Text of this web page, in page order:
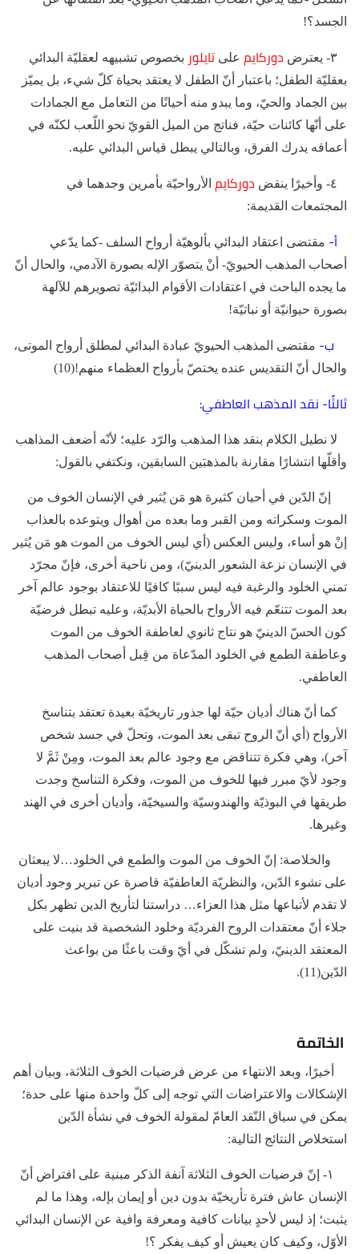
الجسد؟!
دوركايم على تايلور بخصوص تشبيهه لعقليّة البدائي
بعقليّة الطفل؛ باعتبار أنّ الطفل لا يعتقد بحياة كلّ شيء، بل يميّز
بين الجماد والحيّ، وما يبدو منه أحيانًا من التعامل مع الجمادات
على أنّها كائنات حيّة، فناتج من الميل القويّ نحو اللّعب لكنّه في
أعماقه يدرك الفرق، وبالتالي يبطل قياس البدائي عليه.
دوركايم الأرواحيّة بأمرين وجدهما في
المجتمعات القديمة:
أ- مقتضى اعتقاد البدائي بألوهيّة أرواح السلف -كما يدّعي
أصحاب المذهب الحيويّ- أنْ يتصوّر الإله بصورة الآدمي، والحال أنّ
ما يجده الباحث في اعتقادات الأقوام البدائيّة تصويرهم للآلهة
بصورة حيوانيّة أو نباتيّة!
ب- مقتضى المذهب الحيويّ عبادة البدائي لمطلق أرواح الموتى،
والحال أنّ التقديس عنده يختصّ بأرواح العظماء منهم!(10)
ثالثًا- نقد المذهب العاطفي:
لا نطيل الكلام بنقد هذا المذهب والرّد عليه؛ لأنّه أضعف المذاهب
وأقلّها انتشارًا مقارنة بالمذهبَين السابقين، ونكتفي بالقول:
إنّ الدّين في أحيان كثيرة هو مَن يُثير في الإنسان الخوف من
الموت وسكراته ومن القبر وما بعده من أهوال ويتوعده بالعذاب
إنْ هو أساء، وليس العكس (أي ليس الخوف من الموت هو مَن يُثير
في الإنسان نزعة الشعور الدينيّ)، ومن ناحية أخرى، فإنّ مجرّد
تمني الخلود والرغبة فيه ليس سببًا كافيًا للاعتقاد بوجود عالم آخر
بعد الموت تتنعّم فيه الأرواح بالحياة الأبديّة، وعليه تبطل فرضيّة
كون الحسّ الدينيّ هو نتاج ثانوي لعاطفة الخوف من الموت
وعاطفة الطمع في الخلود المدّعاة من قِبل أصحاب المذهب
العاطفي.
كما أنّ هناك أديان حيّة لها جذور تاريخيّة بعيدة تعتقد بتناسخ
الأرواح (أي أنّ الروح تبقى بعد الموت، وتحلّ في جسد شخص
آخر)، وهي فكرة تتناقض مع وجود عالم بعد الموت، ومِنْ ثَمَّ لا
وجود لأيّ مبرر فيها للخوف من الموت، وفكرة التناسخ وجدت
طريقها في البوذيّة والهندوسيّة والسيخيّة، وأديان أخرى في الهند
وغيرها.
والخلاصة: إنّ الخوف من الموت والطمع في الخلود…لا يبعثان
على نشوء الدّين، والنظريّة العاطفيّة قاصرة عن تبرير وجود أديان
لا تقدم لأتباعها مثل هذا العزاء… دراستنا لتأريخ الدين تظهر بكل
جلاء أنّ معتقدات الروح الفرديّة وخلود الشخصية قد بنيت على
المعتقد الدينيّ، ولم تشكّل في أيّ وقت باعثًا من بواعث
الدّين(11).
الخاتمة
أخيرًا، وبعد الانتهاء من عرض فرضيات الخوف الثلاثة، وبيان أهم
الإشكالات والاعتراضات التي توجه إلى كلّ واحدة منها على حدة؛
يمكن في سياق النّقد العامّ لمقولة الخوف في نشأة الدّين
استخلاص النتائج التالية:
١- إنّ فرضيات الخوف الثلاثة آنفة الذكر مبنية على افتراض أنّ
الإنسان عاش فترة تأريخيّة بدون دين أو إيمان بإله، وهذا ما لم
يثبت؛ إذ ليس لأحدٍ بيانات كافية ومعرفة وافية عن الإنسان البدائي
الأوّل، وكيف كان يعيش أو كيف يفكر ؟!